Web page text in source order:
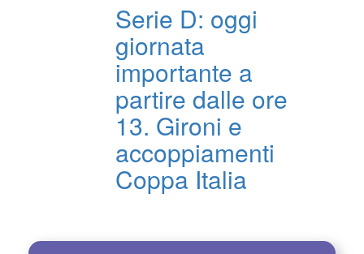
Serie D: oggi
giornata
importante a
partire dalle ore
13. Gironi e
accoppiamenti
Coppa Italia